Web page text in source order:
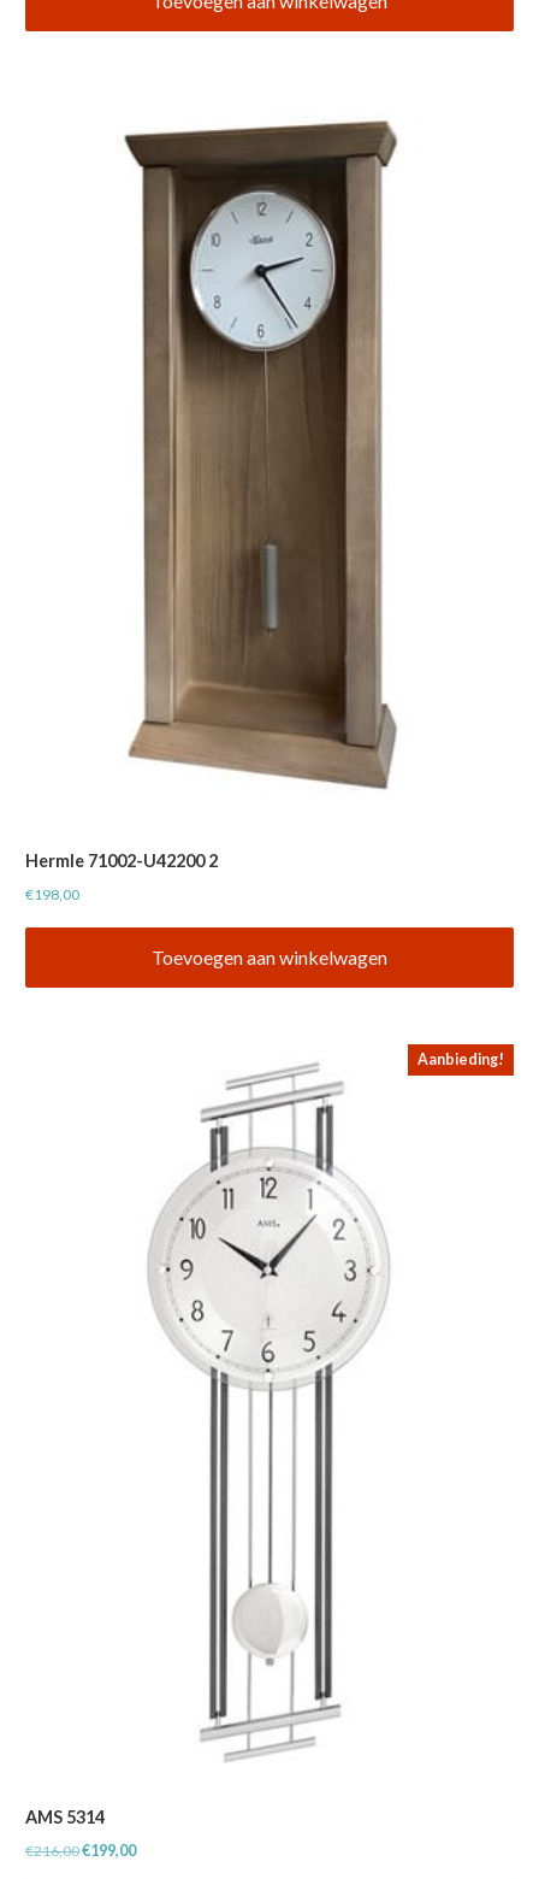
Hermle 71002-U42200 2
€198,00
Toevoegen aan winkelwagen
Aanbieding!
AMS 5314
€216,00Oorspronkelijke
€199,00Huidige